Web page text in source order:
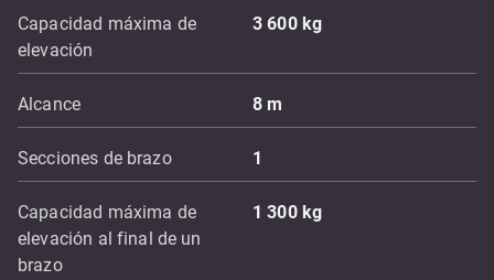
Capacidad máxima de
elevación
3 600 kg
Alcance 8m
Secciones de brazo 1
Capacidad máxima de
elevación al final de un
brazo
1 300 kg